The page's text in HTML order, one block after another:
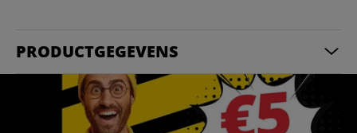
PRODUCTGEGEVENS